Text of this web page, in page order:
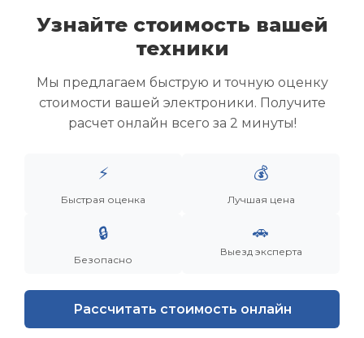
Скупка ноутбуков
Скупка игровых ноутбуков
Скупка рабочих ноутбуков
Скупка старых ноутбуков (б/у)
Скупка роутеров и сетевого оборудования
Узнайте стоимость вашей
техники
Мы предлагаем быструю и точную оценку
стоимости вашей электроники. Получите
расчет онлайн всего за 2 минуты!
⚡
Быстрая оценка
💰
Лучшая цена
🔒
Безопасно
🚗
Выезд эксперта
Рассчитать стоимость онлайн